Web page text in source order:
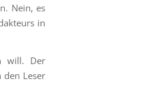
Nein, es
in
will. Der
den Leser